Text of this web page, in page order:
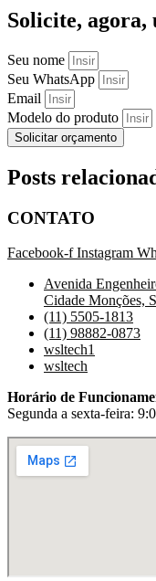
Solicite, agora,
Seu nome
Seu WhatsApp
Email
Modelo do produto
Solicitar orçamento
Posts
CONTATO
Facebook-f Instagram
Avenida
Cidade Monções,
(11) 5505-1813
(11) 98882-0873
wsltech1
wsltech
Horário de
Segunda a sexta-feira: